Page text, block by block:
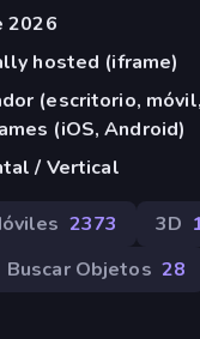
2026
hosted (iframe)
(escritorio,
(iOS, Android)
/ Vertical
2373 3D
Buscar Objetos 28